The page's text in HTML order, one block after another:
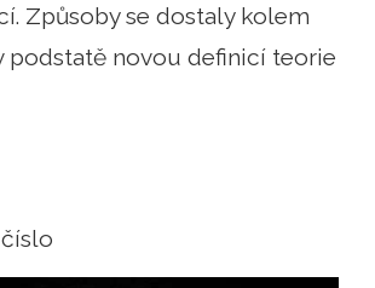
Způsoby se dostaly kolem
podstatě novou definicí teorie